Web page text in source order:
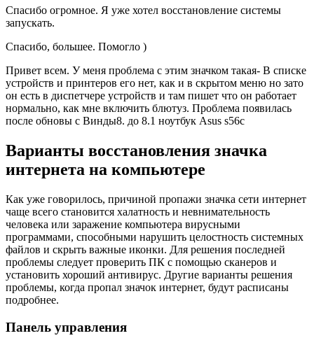
Спасибо огромное. Я уже хотел восстановление системы
запускать.
Спасибо, большее. Помогло )
Привет всем. У меня проблема с этим значком такая- В списке
устройств и принтеров его нет, как и в скрытом меню но зато
он есть в диспетчере устройств и там пишет что он работает
нормально, как мне включить блютуз. Проблема появилась
после обновы с Винды8. до 8.1 ноутбук Аsus s56c
Варианты восстановления значка
интернета на компьютере
Как уже говорилось, причиной пропажи значка сети интернет
чаще всего становится халатность и невнимательность
человека или заражение компьютера вирусными
программами, способными нарушить целостность системных
файлов и скрыть важные иконки. Для решения последней
проблемы следует проверить ПК с помощью сканеров и
установить хороший антивирус. Другие варианты решения
проблемы, когда пропал значок интернет, будут расписаны
подробнее.
Панель управления